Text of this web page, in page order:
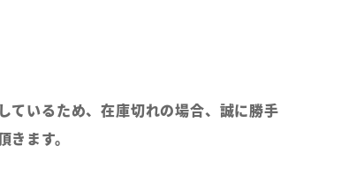
ているため、在庫切れの場合、誠に勝手
ます。